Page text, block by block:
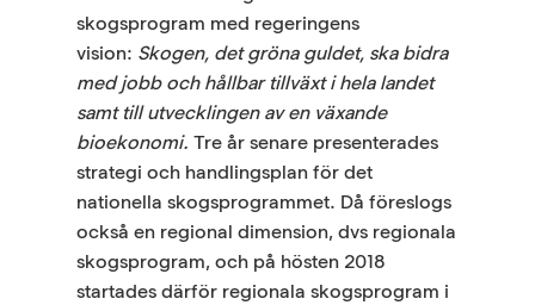
skogsprogram med regeringens
vision: Skogen, det gröna guldet, ska bidra
med jobb och hållbar tillväxt i hela landet
samt till utvecklingen av en växande
bioekonomi. Tre år senare presenterades
strategi och handlingsplan för det
nationella skogsprogrammet. Då föreslogs
också en regional dimension, dvs regionala
skogsprogram, och på hösten 2018
startades därför regionala skogsprogram i